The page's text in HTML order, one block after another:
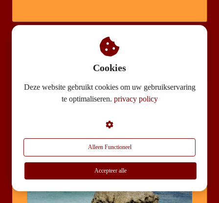
Andere pinguin kolonies in
Zuid-Afrika
Cookies
Deze website gebruikt cookies om uw gebruikservaring
te optimaliseren. privacy policy
Alleen Functioneel
Accepteer alle